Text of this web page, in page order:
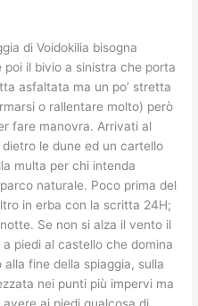
di Voidokilia bisogna
il bivio a sinistra che porta
asfaltata ma un po’ stretta
o rallentare molto) però
fare manovra. Arrivati al
le dune ed un cartello
multa per chi intenda
naturale. Poco prima del
in erba con la scritta 24H;
Se non si alza il vento il
piedi al castello che domina
fine della spiaggia, sulla
nei punti più impervi ma